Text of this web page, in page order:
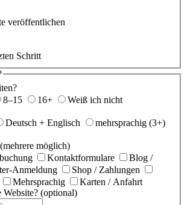
veröffentlichen
Schritt
8–15 16+
Weiß ich nicht
Deutsch + Englisch
mehrsprachig (3+)
möglich)
Kontaktformulare
Blog /
Anmeldung
Shop / Zahlungen
Mehrsprachig
Karten / Anfahrt
Website? (optional)